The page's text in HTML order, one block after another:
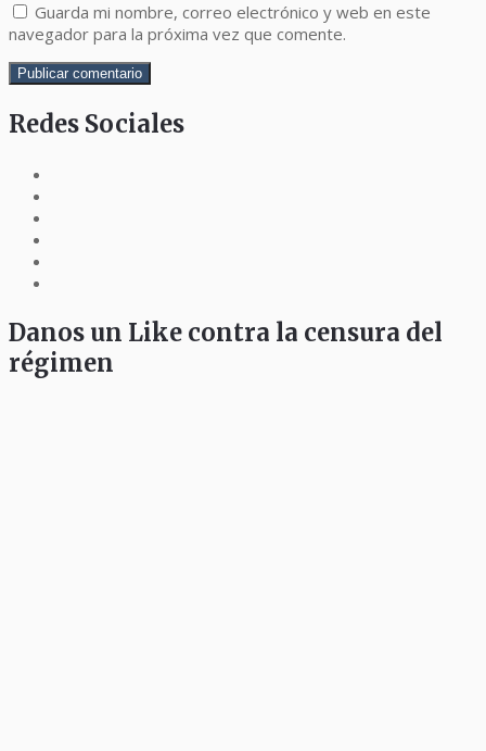
Guarda mi nombre, correo electrónico y web en este
navegador para la próxima vez que comente.
Redes Sociales
Danos un Like contra la censura del
régimen